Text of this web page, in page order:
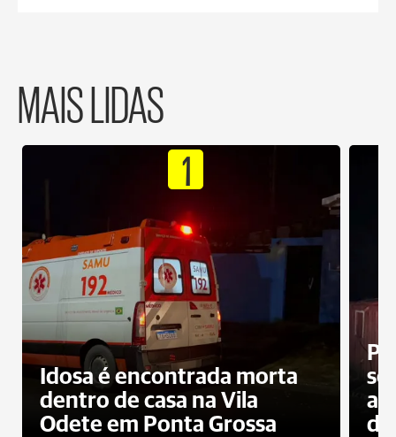
MAIS LIDAS
1
Idosa é encontrada morta
dentro de casa na Vila
Odete em Ponta Grossa
do